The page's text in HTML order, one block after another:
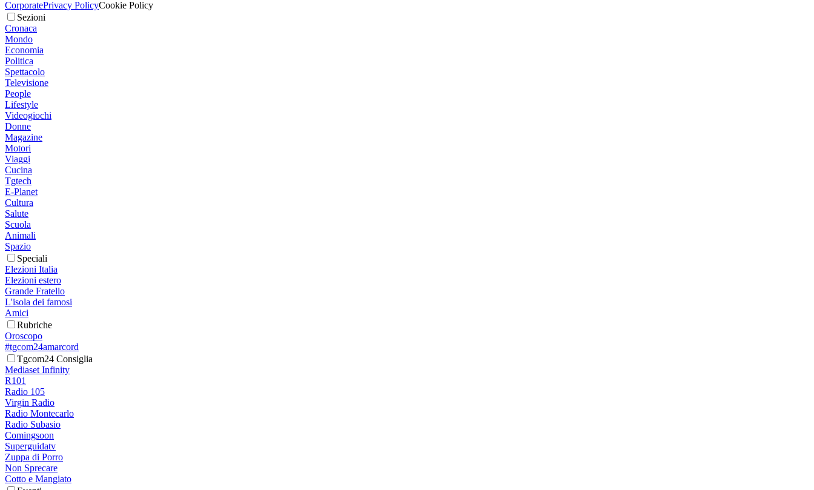
CorporatePrivacy PolicyCookie Policy
Sezioni
Cronaca
Mondo
Economia
Politica
Spettacolo
Televisione
People
Lifestyle
Videogiochi
Donne
Magazine
Motori
Viaggi
Cucina
Tgtech
E-Planet
Cultura
Salute
Scuola
Animali
Spazio
Speciali
Elezioni Italia
Elezioni estero
Grande Fratello
L'isola dei famosi
Amici
Rubriche
Oroscopo
#tgcom24amarcord
Tgcom24 Consiglia
Mediaset Infinity
R101
Radio 105
Virgin Radio
Radio Montecarlo
Radio Subasio
Comingsoon
Superguidatv
Zuppa di Porro
Non Sprecare
Cotto e Mangiato